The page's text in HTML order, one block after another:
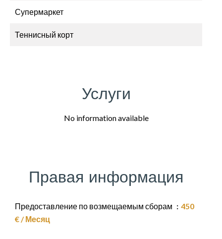
Супермаркет
Теннисный корт
Услуги
No information available
Правая информация
Предоставление по возмещаемым сборам
450
€ / Месяц